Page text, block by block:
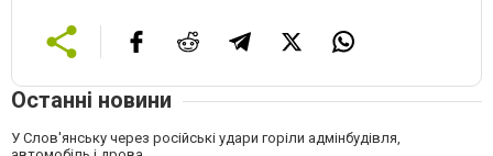
Останні новини
У Слов'янську через російські удари горіли адмінбудівля,